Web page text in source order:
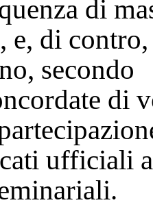
di
e, di contro,
secondo
di
ufficiali a